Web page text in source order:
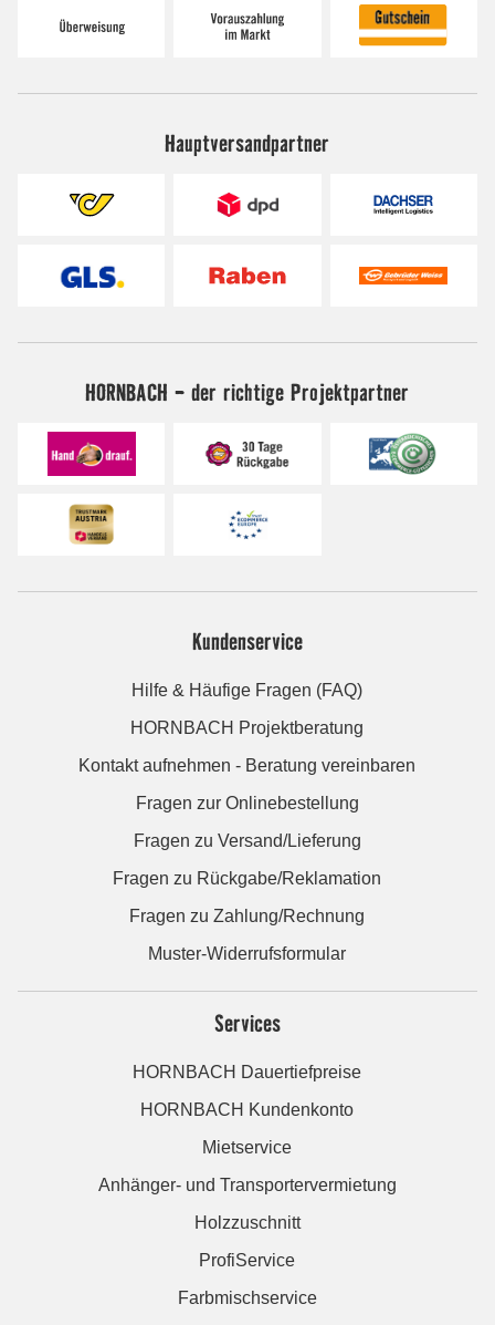
Hauptversandpartner
HORNBACH - der richtige Projektpartner
Kundenservice
Hilfe & Häufige Fragen (FAQ)
HORNBACH Projektberatung
Kontakt aufnehmen - Beratung vereinbaren
Fragen zur Onlinebestellung
Fragen zu Versand/Lieferung
Fragen zu Rückgabe/Reklamation
Fragen zu Zahlung/Rechnung
Muster-Widerrufsformular
Services
HORNBACH Dauertiefpreise
HORNBACH Kundenkonto
Mietservice
Anhänger- und Transportervermietung
Holzzuschnitt
ProfiService
Farbmischservice